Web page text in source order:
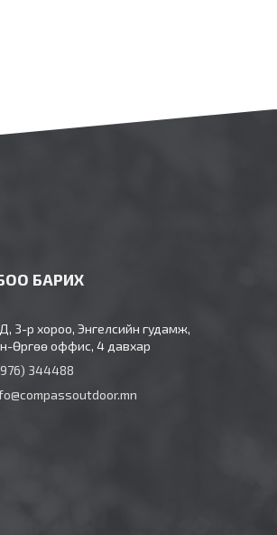
БАРИХ
3-р хороо, Энгелсийн гудамж,
Өргөө оффис, 4 давхар
344488